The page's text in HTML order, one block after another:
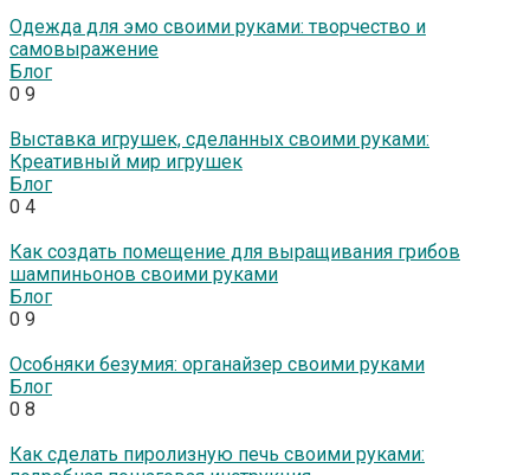
Одежда для эмо своими руками: творчество и
самовыражение
Блог
0 9
Выставка игрушек, сделанных своими руками:
Креативный мир игрушек
Блог
0 4
Как создать помещение для выращивания грибов
шампиньонов своими руками
Блог
0 9
Особняки безумия: органайзер своими руками
Блог
0 8
Как сделать пиролизную печь своими руками: